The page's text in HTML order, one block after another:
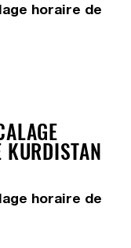
horaire de
horaire de